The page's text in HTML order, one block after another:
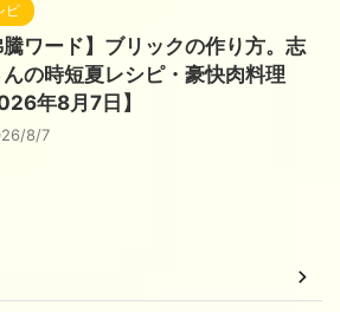
ピ
騰ワード】ブリックの作り方。志
の時短夏レシピ・豪快肉料理
年8月7日】
8/7